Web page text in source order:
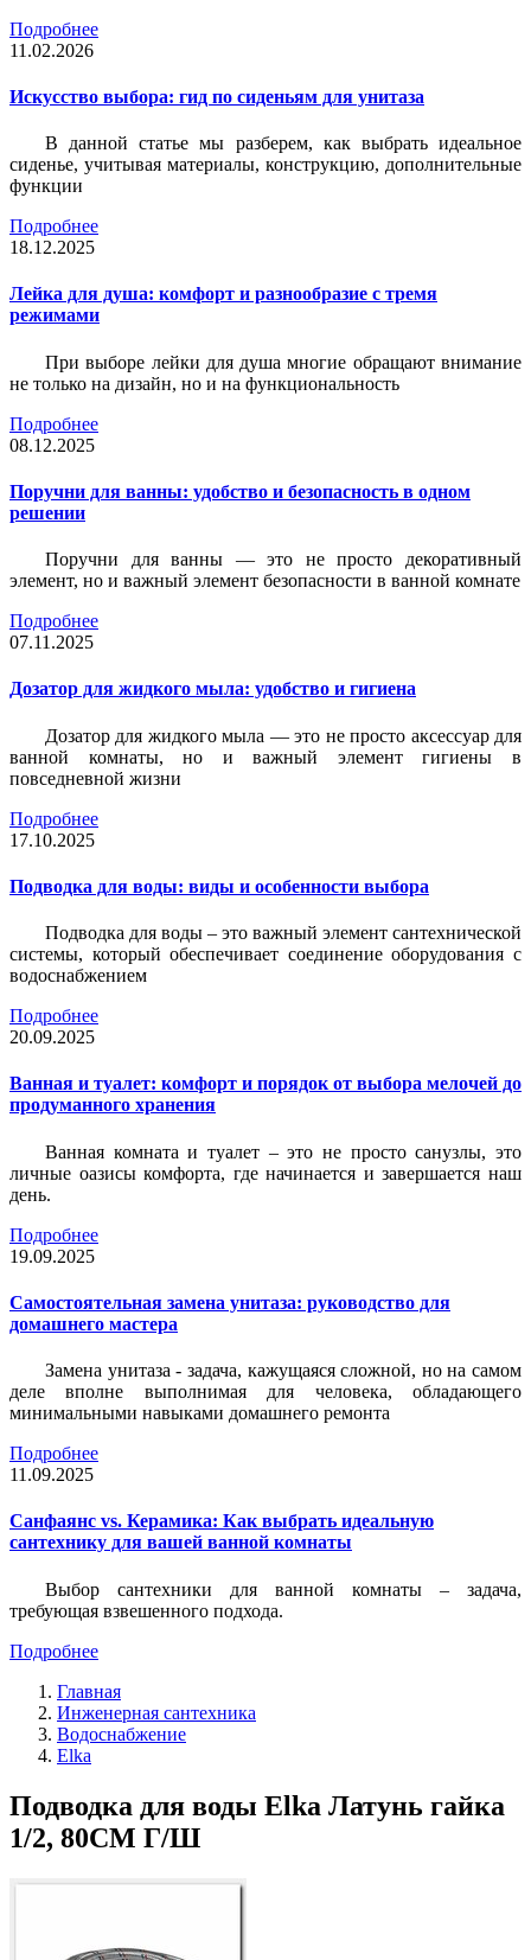
Подробнее
11.02.2026
Искусство выбора: гид по сиденьям для унитаза
В данной статье мы разберем, как выбрать идеальное
сиденье, учитывая материалы, конструкцию, дополнительные
функции
Подробнее
18.12.2025
Лейка для душа: комфорт и разнообразие с тремя
режимами
При выборе лейки для душа многие обращают внимание
не только на дизайн, но и на функциональность
Подробнее
08.12.2025
Поручни для ванны: удобство и безопасность в одном
решении
Поручни для ванны — это не просто декоративный
элемент, но и важный элемент безопасности в ванной комнате
Подробнее
07.11.2025
Дозатор для жидкого мыла: удобство и гигиена
Дозатор для жидкого мыла — это не просто аксессуар для
ванной комнаты, но и важный элемент гигиены в
повседневной жизни
Подробнее
17.10.2025
Подводка для воды: виды и особенности выбора
Подводка для воды – это важный элемент сантехнической
системы, который обеспечивает соединение оборудования с
водоснабжением
Подробнее
20.09.2025
Ванная и туалет: комфорт и порядок от выбора мелочей до
продуманного хранения
Ванная комната и туалет – это не просто санузлы, это
личные оазисы комфорта, где начинается и завершается наш
день.
Подробнее
19.09.2025
Самостоятельная замена унитаза: руководство для
домашнего мастера
Замена унитаза - задача, кажущаяся сложной, но на самом
деле вполне выполнимая для человека, обладающего
минимальными навыками домашнего ремонта
Подробнее
11.09.2025
Санфаянс vs. Керамика: Как выбрать идеальную
сантехнику для вашей ванной комнаты
Выбор сантехники для ванной комнаты – задача,
требующая взвешенного подхода.
Подробнее
Главная
Инженерная сантехника
Водоснабжение
Elka
Подводка для воды Elka Латунь гайка
1/2, 80СМ Г/Ш